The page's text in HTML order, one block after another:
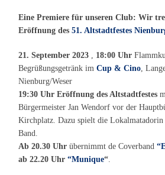
Eine Premiere für unseren Club: Wir
Eröffnung des51. Altstadtfestes
21. September 2023 , 18:00 Uhr
Begrüßungsgetränk imCup & Cino,
Nienburg/Weser
19:30 Uhr Eröffnung des Altstadtfestes
Bürgermeister Jan Wendorf vor der
Kirchplatz. Dazu spielt die
Band.
Ab 20.30 Uhr übernimmt de Coverband
ab 22.20 Uhr“Munique“.